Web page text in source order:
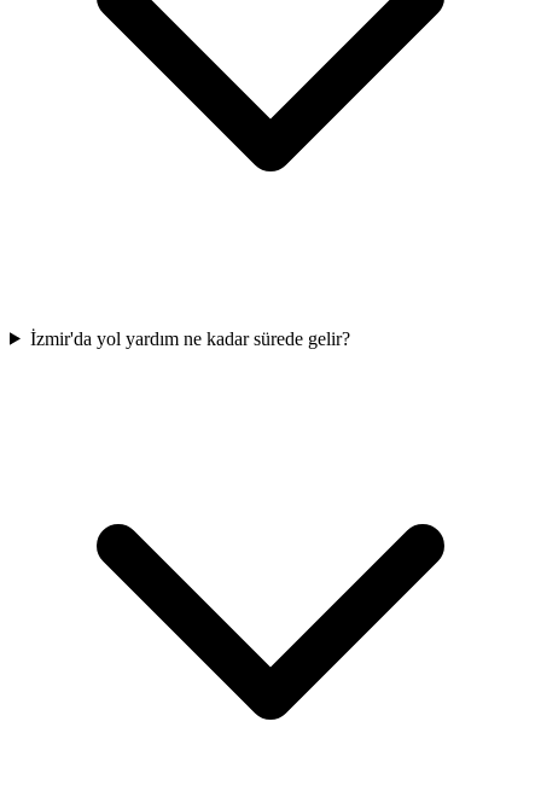
İzmir'da yol yardım ne kadar sürede gelir?